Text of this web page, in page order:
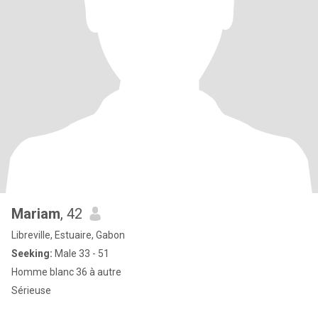
Mariam, 42
Libreville, Estuaire, Gabon
Seeking: Male 33 - 51
Homme blanc 36 à autre
Sérieuse